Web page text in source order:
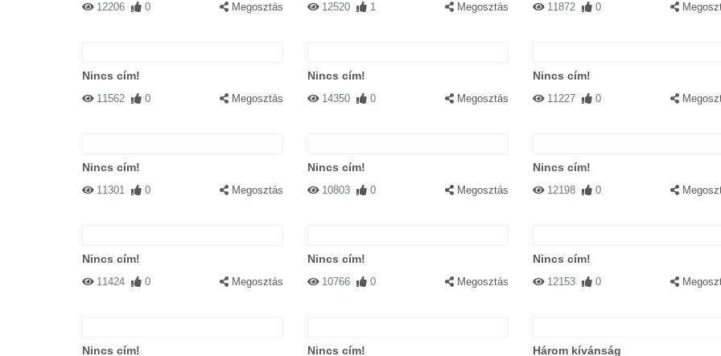
12206 0 Megosztás 12520 1 Megosztás 11872 0
Nincs cím!
11562 0 Megosztás
Nincs cím!
14350 0 Megosztás
Nincs cím!
11227 0
Nincs cím!
11301 0 Megosztás
Nincs cím!
10803 0 Megosztás
Nincs cím!
12198 0
Nincs cím!
11424 0 Megosztás
Nincs cím!
10766 0 Megosztás
Nincs cím!
12153 0
Nincs cím! Nincs cím! Három kívánság